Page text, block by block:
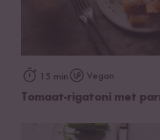
15 min Vegan
Tomaat-rigatoni met